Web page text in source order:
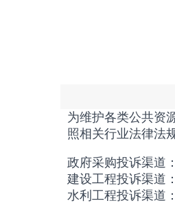
为维护各类公共资
照相关行业法律法
政府采购投诉渠道
建设工程投诉渠道
水利工程投诉渠道